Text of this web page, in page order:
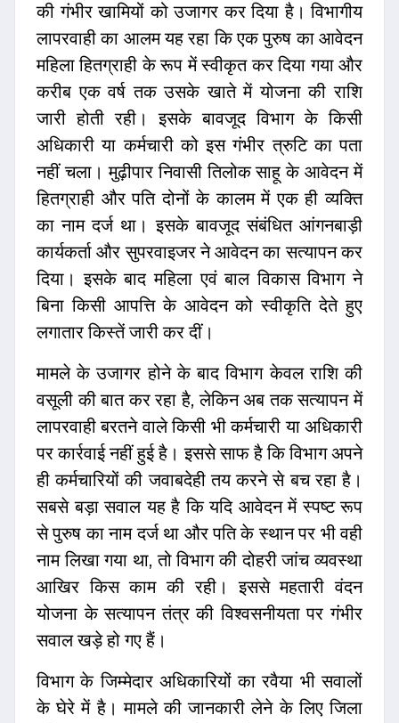
की गंभीर खामियों को उजागर कर दिया है। विभागीय
लापरवाही का आलम यह रहा कि एक पुरुष का आवेदन
महिला हितग्राही के रूप में स्वीकृत कर दिया गया और
करीब एक वर्ष तक उसके खाते में योजना की राशि
जारी होती रही। इसके बावजूद विभाग के किसी
अधिकारी या कर्मचारी को इस गंभीर त्रुटि का पता
नहीं चला। मुढ़ीपार निवासी तिलोक साहू के आवेदन में
हितग्राही और पति दोनों के कालम में एक ही व्यक्ति
का नाम दर्ज था। इसके बावजूद संबंधित आंगनबाड़ी
कार्यकर्ता और सुपरवाइजर ने आवेदन का सत्यापन कर
दिया। इसके बाद महिला एवं बाल विकास विभाग ने
बिना किसी आपत्ति के आवेदन को स्वीकृति देते हुए
लगातार किस्तें जारी कर दीं।
मामले के उजागर होने के बाद विभाग केवल राशि की
वसूली की बात कर रहा है, लेकिन अब तक सत्यापन में
लापरवाही बरतने वाले किसी भी कर्मचारी या अधिकारी
पर कार्रवाई नहीं हुई है। इससे साफ है कि विभाग अपने
ही कर्मचारियों की जवाबदेही तय करने से बच रहा है।
सबसे बड़ा सवाल यह है कि यदि आवेदन में स्पष्ट रूप
से पुरुष का नाम दर्ज था और पति के स्थान पर भी वही
नाम लिखा गया था, तो विभाग की दोहरी जांच व्यवस्था
आखिर किस काम की रही। इससे महतारी वंदन
योजना के सत्यापन तंत्र की विश्वसनीयता पर गंभीर
सवाल खड़े हो गए हैं।
विभाग के जिम्मेदार अधिकारियों का रवैया भी सवालों
के घेरे में है। मामले की जानकारी लेने के लिए जिला